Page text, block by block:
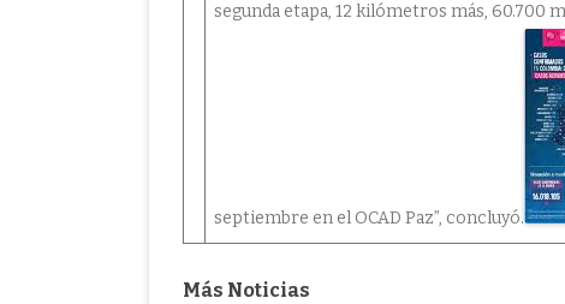
segunda etapa, 12 kilómetros más, 60.700
septiembre en el OCAD Paz”, concluyó.
Más Noticias